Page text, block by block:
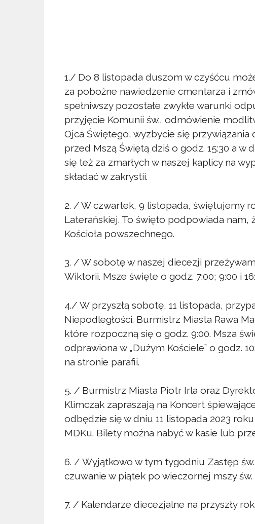
1./ Do 8 listopada duszom w czyśćcu
za pobożne nawiedzenie cmentarza i
spełniwszy pozostałe zwykłe warunki
przyjęcie Komunii św., odmówienie
Ojca Świętego, wyzbycie się
przed Mszą Świętą dziś o godz. 15:30 a w
się też za zmarłych w naszej kaplicy na
składać w zakrystii.
2. / W czwartek, 9 listopada, świętujemy
Laterańskiej. To święto podpowiada nam,
Kościoła powszechnego.
3. / W sobotę w naszej diecezji
Wiktorii. Msze święte o godz. 7:00; 9:00 i
4./ W przyszłą sobotę, 11 listopada,
Niepodległości. Burmistrz Miasta Rawa
które rozpoczną się o godz. 9:00. Msza
odprawiona w „Dużym Kościele” o godz.
na stronie parafii.
5. / Burmistrz Miasta Piotr Irla oraz
Klimczak zapraszają na Koncert
odbędzie się w dniu 11 listopada 2023
MDKu. Bilety można nabyć w kasie lub
6. / Wyjątkowo w tym tygodniu Zastęp św.
czuwanie w piątek po wieczornej mszy św.
7. / Kalendarze diecezjalne na przyszły rok